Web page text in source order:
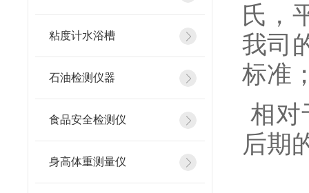
粘度计水浴槽
石油检测仪器
食品安全检测仪
身高体重测量仪
氏，
我司
标准
相对
后期